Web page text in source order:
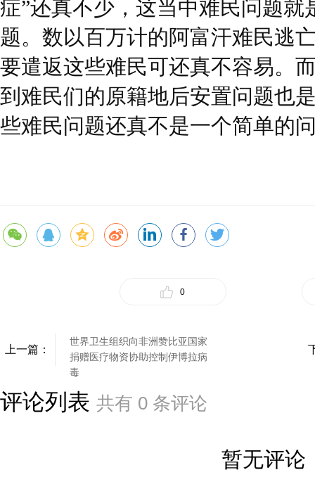
症”还真不少，这当中难民问题就
题。数以百万计的阿富汗难民逃
要遣返这些难民可还真不容易。
到难民们的原籍地后安置问题也
些难民问题还真不是一个简单的
0
上一篇：
世界卫生组织向非洲赞比亚国家
捐赠医疗物资协助控制伊博拉病
毒
评论列表 共有 0 条评论
暂无评论